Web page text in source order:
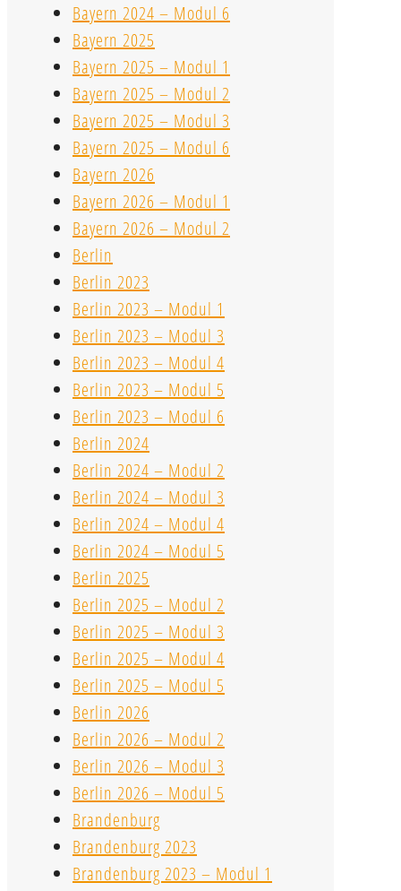
Bayern 2024 – Modul 6
Bayern 2025
Bayern 2025 – Modul 1
Bayern 2025 – Modul 2
Bayern 2025 – Modul 3
Bayern 2025 – Modul 6
Bayern 2026
Bayern 2026 – Modul 1
Bayern 2026 – Modul 2
Berlin
Berlin 2023
Berlin 2023 – Modul 1
Berlin 2023 – Modul 3
Berlin 2023 – Modul 4
Berlin 2023 – Modul 5
Berlin 2023 – Modul 6
Berlin 2024
Berlin 2024 – Modul 2
Berlin 2024 – Modul 3
Berlin 2024 – Modul 4
Berlin 2024 – Modul 5
Berlin 2025
Berlin 2025 – Modul 2
Berlin 2025 – Modul 3
Berlin 2025 – Modul 4
Berlin 2025 – Modul 5
Berlin 2026
Berlin 2026 – Modul 2
Berlin 2026 – Modul 3
Berlin 2026 – Modul 5
Brandenburg
Brandenburg 2023
Brandenburg 2023 – Modul 1